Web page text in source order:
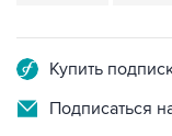
Купить
Подписаться